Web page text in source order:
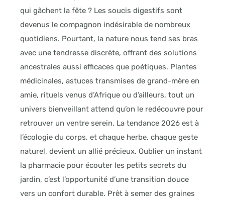
qui gâchent la fête ? Les soucis digestifs sont
devenus le compagnon indésirable de nombreux
quotidiens. Pourtant, la nature nous tend ses bras
avec une tendresse discrète, offrant des solutions
ancestrales aussi efficaces que poétiques. Plantes
médicinales, astuces transmises de grand-mère en
amie, rituels venus d’Afrique ou d’ailleurs, tout un
univers bienveillant attend qu’on le redécouvre pour
retrouver un ventre serein. La tendance 2026 est à
l’écologie du corps, et chaque herbe, chaque geste
naturel, devient un allié précieux. Oublier un instant
la pharmacie pour écouter les petits secrets du
jardin, c’est l’opportunité d’une transition douce
vers un confort durable. Prêt à semer des graines